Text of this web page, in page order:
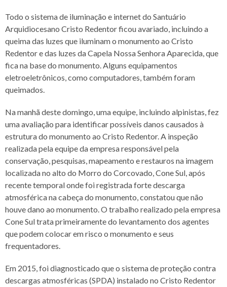
Todo o sistema de iluminação e internet do Santuário
Arquidiocesano Cristo Redentor ficou avariado, incluindo a
queima das luzes que iluminam o monumento ao Cristo
Redentor e das luzes da Capela Nossa Senhora Aparecida, que
fica na base do monumento. Alguns equipamentos
eletroeletrônicos, como computadores, também foram
queimados.
Na manhã deste domingo, uma equipe, incluindo alpinistas, fez
uma avaliação para identificar possíveis danos causados à
estrutura do monumento ao Cristo Redentor. A inspeção
realizada pela equipe da empresa responsável pela
conservação, pesquisas, mapeamento e restauros na imagem
localizada no alto do Morro do Corcovado, Cone Sul, após
recente temporal onde foi registrada forte descarga
atmosférica na cabeça do monumento, constatou que não
houve dano ao monumento. O trabalho realizado pela empresa
Cone Sul trata primeiramente do levantamento dos agentes
que podem colocar em risco o monumento e seus
frequentadores.
Em 2015, foi diagnosticado que o sistema de proteção contra
descargas atmosféricas (SPDA) instalado no Cristo Redentor